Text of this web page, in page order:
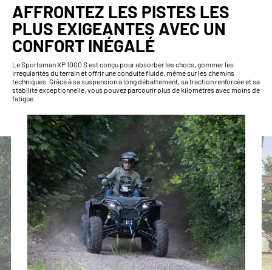
AFFRONTEZ LES PISTES LES
PLUS EXIGEANTES AVEC UN
CONFORT INÉGALÉ
Le Sportsman XP 1000 S est conçu pour absorber les chocs, gommer les
irrégularités du terrain et offrir une conduite fluide, même sur les chemins
techniques. Grâce à sa suspension à long débattement, sa traction renforcée et sa
stabilité exceptionnelle, vous pouvez parcourir plus de kilomètres avec moins de
fatigue.